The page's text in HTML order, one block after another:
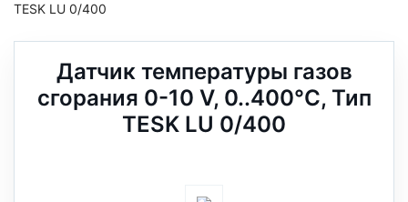
TESK LU 0/400
Датчик температуры газов
сгорания 0-10 V, 0..400°C, Тип
TESK LU 0/400